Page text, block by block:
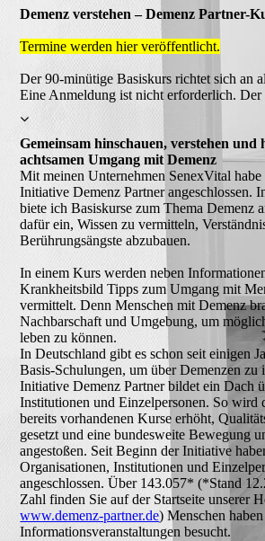
Demenz verstehen – Demenz Partner-
Termine werden hier veröffentlicht.
Der 90-minütige Basiskurs richtet sich an
Eine Anmeldung ist nicht erforderlich.
Gemeinsam hinschauen, verstehen und
achtsamen Umgang mit Demenz
Mit meinen Unternehmen SenexVital
Initiative Demenz Partner angeschlossen.
biete ich Basiskurse zum Thema Demenz
dafür ein, Wissen zu vermitteln,
Berührungsängste abzubauen.
In einem Kurs werden neben
Krankheitsbild Tipps zum Umgang mit
vermittelt. Denn Menschen mit Demenz
Nachbarschaft und Umgebung, um
leben zu können.
In Deutschland gibt es schon seit einigen
Basis-Schulungen, um über Demenzen
Initiative Demenz Partner bildet ein Dach
Institutionen und Einzelpersonen. So wird
bereits vorhandenen Kurse erhöht,
gesetzt und eine bundesweite Bewegung
angestoßen. Seit Beginn der Initiative
Organisationen, Institutionen und
angeschlossen. Über 143.057* (*Stand
Zahl finden Sie auf der Startseite unserer
www.demenz-partner.de) Menschen
Informationsveranstaltungen besucht.